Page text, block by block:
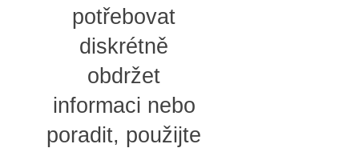
potřebovat
diskrétně
obdržet
informaci nebo
poradit, použijte